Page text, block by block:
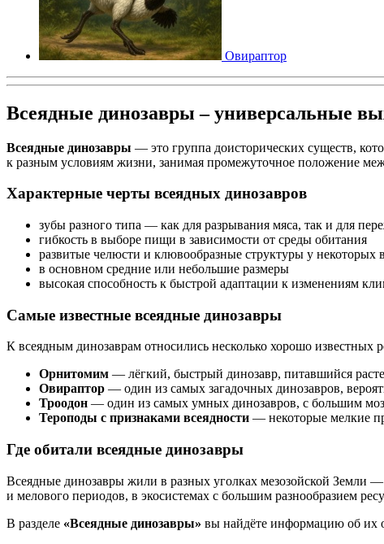
Овираптор
Всеядные динозавры – универсальные
Всеядные динозавры — это группа доисторических существ,
к разным условиям жизни, занимая промежуточное положение
Характерные черты всеядных динозавров
зубы разного типа — как для разрывания мяса, так и для
гибкость в выборе пищи в зависимости от среды обитания
развитые челюсти и клювообразные структуры у некоторых
в основном средние или небольшие размеры
высокая способность к быстрой адаптации к изменениям
Самые известные всеядные динозавры
К всеядным динозаврам относились несколько хорошо известных
Орнитомим — лёгкий, быстрый динозавр, питавшийся
Овираптор — один из самых загадочных динозавров,
Троодон — один из самых умных динозавров, с большим
Тероподы с признаками всеядности — некоторые мелкие
Где обитали всеядные динозавры
Всеядные динозавры жили в разных уголках мезозойской Земли
и мелового периодов, в экосистемах с большим разнообразием
В разделе «Всеядные динозавры» вы найдёте информацию об их